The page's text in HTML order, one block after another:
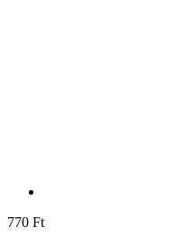
770 Ft